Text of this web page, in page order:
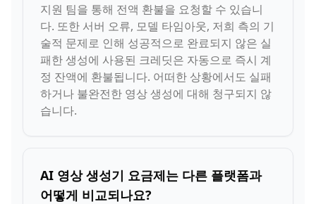
지원 팀을 통해 전액 환불을 요청할 수 있습니
다. 또한 서버 오류, 모델 타임아웃, 저희 측의 기
술적 문제로 인해 성공적으로 완료되지 않은 실
패한 생성에 사용된 크레딧은 자동으로 즉시 계
정 잔액에 환불됩니다. 어떠한 상황에서도 실패
하거나 불완전한 영상 생성에 대해 청구되지 않
습니다.
AI 영상 생성기 요금제는 다른 플랫폼과
어떻게 비교되나요?